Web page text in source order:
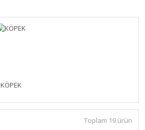
KÖPEK
Toplam 19 ürün